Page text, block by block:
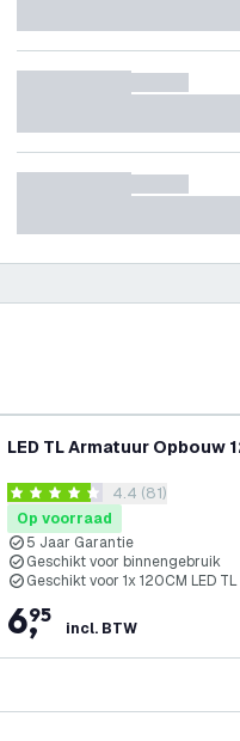
verlanglijst
LED TL Armatuur Opbouw
reviews drawer
4.4 score sterren4.4 (81)
Op voorraad
5 Jaar Garantie
Geschikt voor binnengebruik
Geschikt voor 1x 120CM LED
6,
95
incl. BTW